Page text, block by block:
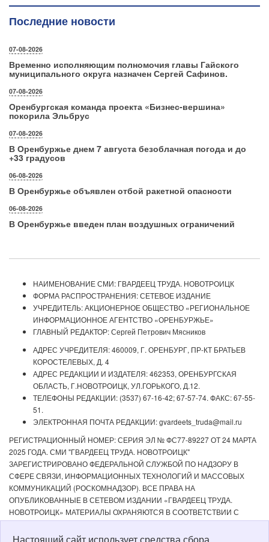
Последние новости
07-08-2026
Временно исполняющим полномочия главы Гайского
муниципального округа назначен Сергей Сафинов.
07-08-2026
Оренбургская команда проекта «Бизнес‑вершина»
покорила Эльбрус
07-08-2026
В Оренбуржье днем 7 августа безоблачная погода и до
+33 градусов
06-08-2026
В Оренбуржье объявлен отбой ракетной опасности
06-08-2026
В Оренбуржье введен план воздушных ограничений
НАИМЕНОВАНИЕ СМИ: ГВАРДЕЕЦ ТРУДА. НОВОТРОИЦК
ФОРМА РАСПРОСТРАНЕНИЯ: СЕТЕВОЕ ИЗДАНИЕ
УЧРЕДИТЕЛЬ: АКЦИОНЕРНОЕ ОБЩЕСТВО «РЕГИОНАЛЬНОЕ
ИНФОРМАЦИОННОЕ АГЕНТСТВО «ОРЕНБУРЖЬЕ»
ГЛАВНЫЙ РЕДАКТОР: Сергей Петрович Мясников
АДРЕС УЧРЕДИТЕЛЯ: 460009, Г. ОРЕНБУРГ, ПР-КТ БРАТЬЕВ
КОРОСТЕЛЕВЫХ, Д. 4
АДРЕС РЕДАКЦИИ И ИЗДАТЕЛЯ: 462353, ОРЕНБУРГСКАЯ
ОБЛАСТЬ, Г.НОВОТРОИЦК, УЛ.ГОРЬКОГО, Д.12.
ТЕЛЕФОНЫ РЕДАКЦИИ: (3537) 67-16-42; 67-57-74. ФАКС: 67-55-
51.
ЭЛЕКТРОННАЯ ПОЧТА РЕДАКЦИИ: gvardeets_truda@mail.ru
РЕГИСТРАЦИОННЫЙ НОМЕР: СЕРИЯ ЭЛ № ФС77-89227 ОТ 24 МАРТА
2025 ГОДА. СМИ "ГВАРДЕЕЦ ТРУДА. НОВОТРОИЦК"
ЗАРЕГИСТРИРОВАНО ФЕДЕРАЛЬНОЙ СЛУЖБОЙ ПО НАДЗОРУ В
СФЕРЕ СВЯЗИ, ИНФОРМАЦИОННЫХ ТЕХНОЛОГИЙ И МАССОВЫХ
КОММУНИКАЦИЙ (РОСКОМНАДЗОР). ВСЕ ПРАВА НА
ОПУБЛИКОВАННЫЕ В СЕТЕВОМ ИЗДАНИИ «ГВАРДЕЕЦ ТРУДА.
НОВОТРОИЦК» МАТЕРИАЛЫ ОХРАНЯЮТСЯ В СООТВЕТСТВИИ С
ЗАКОНОДАТЕЛЬСТВОМ РФ. ЛЮБОЕ ИСПОЛЬЗОВАНИЕ МАТЕРИАЛОВ
ДОПУСКАЕТСЯ ТОЛЬКО ПО СОГЛАСОВАНИЮ С РЕДАКЦИЕЙ С